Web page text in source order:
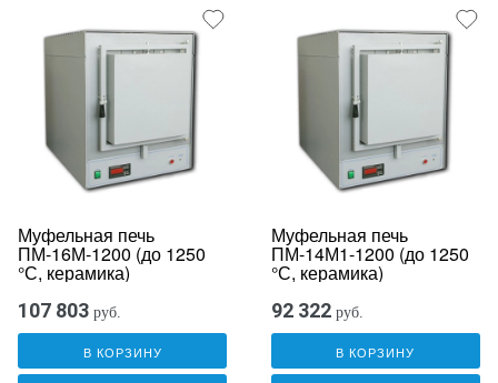
Муфельная печь
ПМ-16М-1200 (до 1250
°С, керамика)
107 803 руб.
В КОРЗИНУ
Муфельная печь
ПМ-14М1-1200 (до 1250
°С, керамика)
92 322 руб.
В КОРЗИНУ